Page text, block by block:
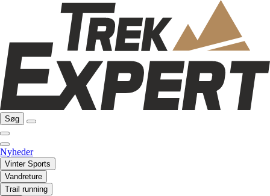
Søg
Nyheder
Vinter Sports
Vandreture
Trail running